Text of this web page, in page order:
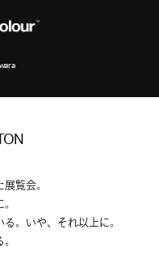
覧会。
。いや、それ以上に。